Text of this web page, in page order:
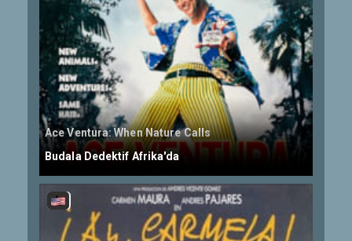
Ace Ventura: When Nature Calls
Budala Dedektif Afrika'da